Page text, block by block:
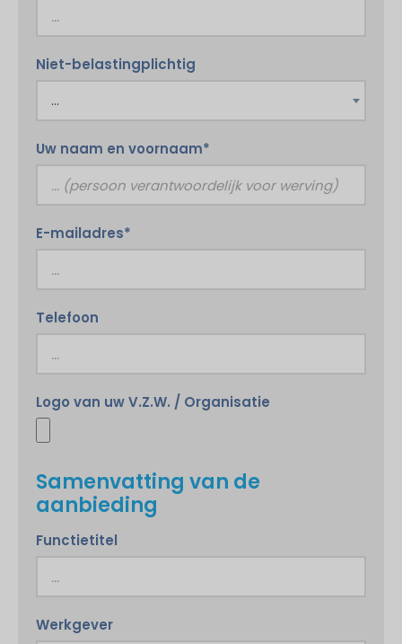
Niet-belastingplichtig
Uw naam en voornaam*
E-mailadres*
Telefoon
Logo van uw V.Z.W. / Organisatie
Samenvatting van de
aanbieding
Functietitel
Werkgever